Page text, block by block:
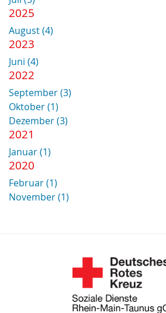
2025
August (4)
2023
Juni (4)
2022
September (3)
Oktober (1)
Dezember (3)
2021
Januar (1)
2020
Februar (1)
November (1)